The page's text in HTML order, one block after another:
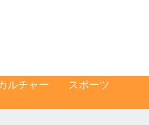
ルチャー
スポーツ